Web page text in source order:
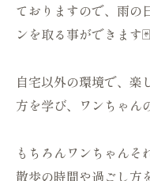
ておりますので、雨の
ンを取る事ができます
自宅以外の環境で、楽
方を学び、ワンちゃん
もちろんワンちゃんそ
散歩の時間や過ごし方